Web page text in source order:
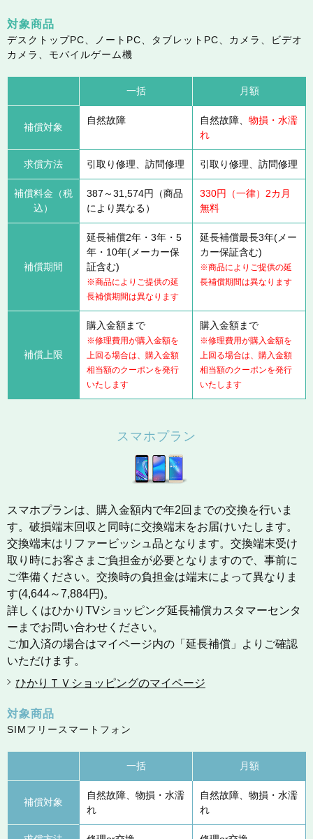
対象商品
デスクトップPC、ノートPC、タブレットPC、カメラ、ビデオ
カメラ、モバイルゲーム機
一括 月額
補償対象
自然故障 自然故障、 物損・水濡
れ
求償方法 引取り修理、訪問修理 引取り修理、訪問修理
補償料金（税
込）
387～31,574円（商品
により異なる）
330円（一律）2カ月
無料
補償期間
延長補償2年・3年・5
年・10年(メーカー保
証含む)
※商品によりご提供の延
長補償期間は異なります
延長補償最長3年(メー
カー保証含む)
※商品によりご提供の延
長補償期間は異なります
補償上限
購入金額まで
※修理費用が購入金額を
上回る場合は、購入金額
相当額のクーポンを発行
いたします
購入金額まで
※修理費用が購入金額を
上回る場合は、購入金額
相当額のクーポンを発行
いたします
スマホプラン
スマホプランは、購入金額内で年2回までの交換を行いま
す。破損端末回収と同時に交換端末をお届けいたします。
交換端末はリファービッシュ品となります。交換端末受け
取り時にお客さまご負担金が必要となりますので、事前に
ご準備ください。交換時の負担金は端末によって異なりま
す(4,644～7,884円)。
詳しくはひかりTVショッピング延長補償カスタマーセンタ
ーまでお問い合わせください。
ご加入済の場合はマイページ内の「延長補償」よりご確認
いただけます。
ひかりＴＶショッピングのマイページ
対象商品
SIMフリースマートフォン
一括 月額
補償対象
自然故障、物損・水濡
れ
自然故障、物損・水濡
れ